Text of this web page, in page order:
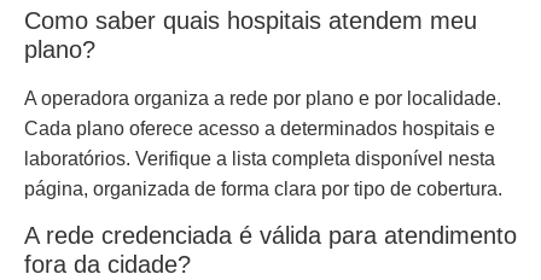
Como saber quais hospitais atendem meu
plano?
A operadora organiza a rede por plano e por localidade.
Cada plano oferece acesso a determinados hospitais e
laboratórios. Verifique a lista completa disponível nesta
página, organizada de forma clara por tipo de cobertura.
A rede credenciada é válida para atendimento
fora da cidade?